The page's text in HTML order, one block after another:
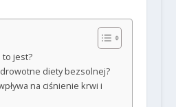
to jest?
diety bezsolnej?
na ciśnienie krwi i